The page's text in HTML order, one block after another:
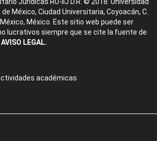
México, Ciudad Universitaria, Coyoacán, C.
México, México. Este sitio web puede ser
lucrativos siempre que se cite la fuente de
AVISO LEGAL.
académicas